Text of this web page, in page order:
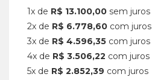
1x de R$ 13.100,00 sem juros
2x de R$ 6.778,60 com juros
3x de R$ 4.596,35 com juros
4x de R$ 3.506,22 com juros
5x de R$ 2.852,39 com juros